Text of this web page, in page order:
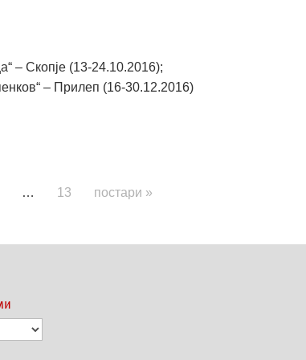
– Скопје (13-24.10.2016);
– Прилеп (16-30.12.2016)
… 13 постари »